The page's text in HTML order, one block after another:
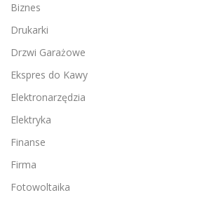
Biznes
Drukarki
Drzwi Garażowe
Ekspres do Kawy
Elektronarzędzia
Elektryka
Finanse
Firma
Fotowoltaika